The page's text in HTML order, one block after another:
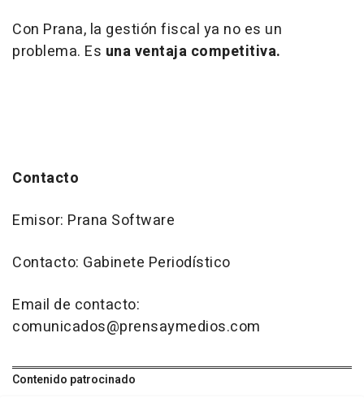
Con Prana, la gestión fiscal ya no es un
problema. Es una ventaja competitiva.
Contacto
Emisor: Prana Software
Contacto: Gabinete Periodístico
Email de contacto:
comunicados@prensaymedios.com
Contenido patrocinado